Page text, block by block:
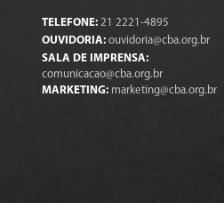
TELEFONE: 21 2221-4895
OUVIDORIA: ouvidoria@cba.org.br
SALA DE IMPRENSA:
comunicacao@cba.org.br
MARKETING: marketing@cba.org.br